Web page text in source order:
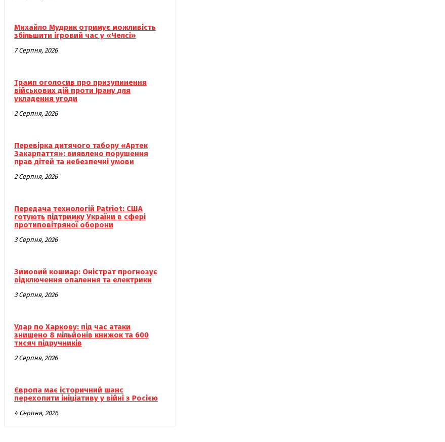
Михайло Мудрик отримує можливість
збільшити ігровий час у «Челсі»
7 Серпня, 2026
Трамп оголосив про призупинення
військових дій проти Ірану для
укладення угоди
2 Серпня, 2026
Перевірка дитячого табору «Артек
Закарпаття»: виявлено порушення
прав дітей та небезпечні умови
2 Серпня, 2026
Передача технологій Patriot: США
готують підтримку України в сфері
протиповітряної оборони
3 Серпня, 2026
Зимовий кошмар: Оністрат прогнозує
відключення опалення та електрики
3 Серпня, 2026
Удар по Харкову: під час атаки
знищено 8 мільйонів книжок та 600
тисяч підручників
2 Серпня, 2026
Європа має історичний шанс
перехопити ініціативу у війні з Росією
4 Серпня, 2026